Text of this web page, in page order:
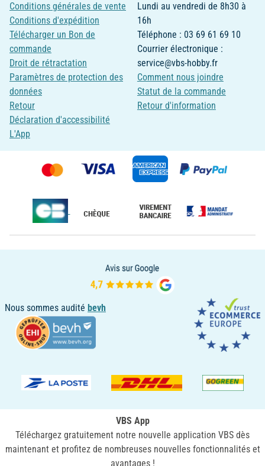
Conditions générales de vente
Conditions d'expédition
Télécharger un Bon de
commande
Droit de rétractation
Paramètres de protection des
données
Retour
Déclaration d'accessibilité
L'App
Lundi au vendredi de 8h30 à
16h
Téléphone : 03 69 61 69 10
Courrier électronique :
service@vbs-hobby.fr
Comment nous joindre
Statut de la commande
Retour d'information
Nous sommes audité bevh
VBS App
Téléchargez gratuitement notre nouvelle application VBS dès
maintenant et profitez de nombreuses nouvelles fonctionnalités et
avantages !